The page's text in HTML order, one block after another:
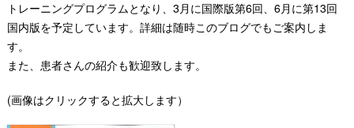
トレーニングプログラムとなり、3月に国際版第6回、6月に第13回
国内版を予定しています。詳細は随時このブログでもご案内しま
す。
また、患者さんの紹介も歓迎致します。
(画像はクリックすると拡大します）